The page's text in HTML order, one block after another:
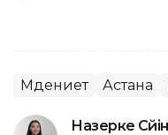
Мәдениет Астана
Назерке